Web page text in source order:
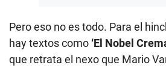
Pero eso no es todo. Para el
hay textos como ‘El Nobel
que retrata el nexo que Mario